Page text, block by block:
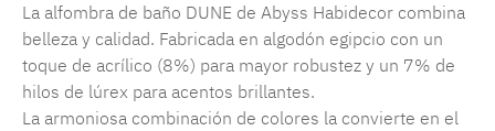
La alfombra de baño DUNE de Abyss Habidecor combina
belleza y calidad. Fabricada en algodón egipcio con un
toque de acrílico (8%) para mayor robustez y un 7% de
hilos de lúrex para acentos brillantes.
La armoniosa combinación de colores la convierte en el